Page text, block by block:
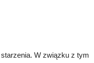
W związku z tym